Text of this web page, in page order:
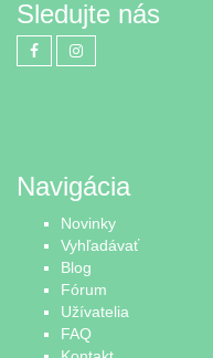
Sledujte nás
Navigácia
Novinky
Vyhľadávať
Blog
Fórum
Užívatelia
FAQ